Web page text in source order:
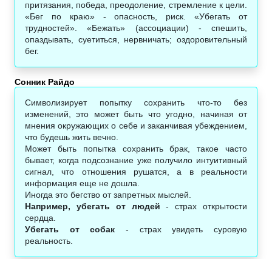
притязания, победа, преодоление, стремление к цели.
«Бег по краю» - опасность, риск. «Убегать от
трудностей». «Бежать» (ассоциации) - спешить,
опаздывать, суетиться, нервничать; оздоровительный
бег.
Сонник Райдо‎
Символизирует попытку сохранить что-то без
изменений, это может быть что угодно, начиная от
мнения окружающих о себе и заканчивая убеждением,
что будешь жить вечно.
Может быть попытка сохранить брак, такое часто
бывает, когда подсознание уже получило интуитивный
сигнал, что отношения рушатся, а в реальности
информация еще не дошла.
Иногда это бегство от запретных мыслей.
Например, убегать от людей - страх открытости
сердца.
Убегать от собак - страх увидеть суровую
реальность.